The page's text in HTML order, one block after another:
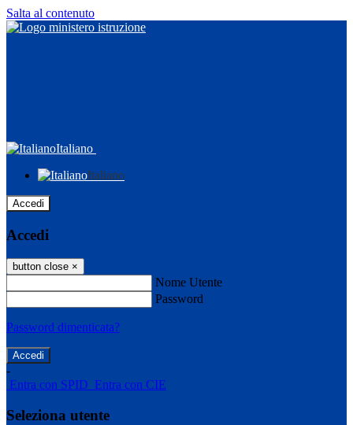
Salta al contenuto
Italiano
Italiano
Accedi
Accedi
button close ×
Nome Utente
Password
Password dimenticata?
-
Entra con SPID Entra con CIE
Seleziona utente